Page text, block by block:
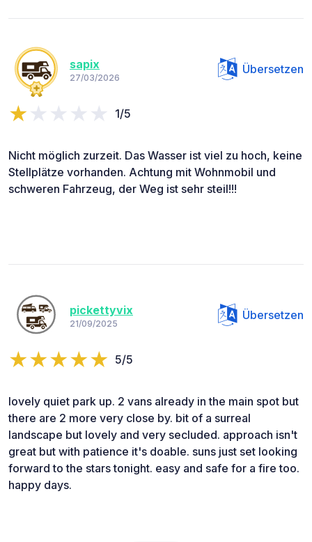
sapix
27/03/2026
Übersetzen
1/5
Nicht möglich zurzeit. Das Wasser ist viel zu hoch, keine
Stellplätze vorhanden. Achtung mit Wohnmobil und
schweren Fahrzeug, der Weg ist sehr steil!!!
pickettyvix
21/09/2025
Übersetzen
5/5
lovely quiet park up. 2 vans already in the main spot but
there are 2 more very close by. bit of a surreal
landscape but lovely and very secluded. approach isn't
great but with patience it's doable. suns just set looking
forward to the stars tonight. easy and safe for a fire too.
happy days.